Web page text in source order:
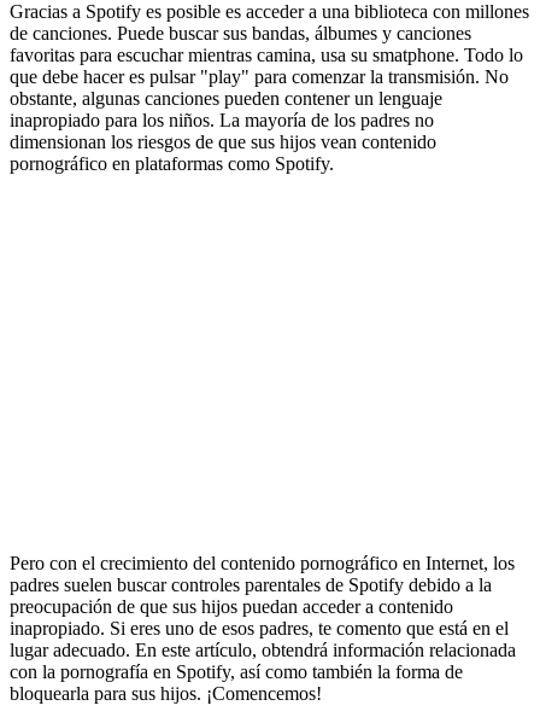
Gracias a Spotify es posible es acceder a una biblioteca con millones
de canciones. Puede buscar sus bandas, álbumes y canciones
favoritas para escuchar mientras camina, usa su smatphone. Todo lo
que debe hacer es pulsar "play" para comenzar la transmisión. No
obstante, algunas canciones pueden contener un lenguaje
inapropiado para los niños. La mayoría de los padres no
dimensionan los riesgos de que sus hijos vean contenido
pornográfico en plataformas como Spotify.
Pero con el crecimiento del contenido pornográfico en Internet, los
padres suelen buscar controles parentales de Spotify debido a la
preocupación de que sus hijos puedan acceder a contenido
inapropiado. Si eres uno de esos padres, te comento que está en el
lugar adecuado. En este artículo, obtendrá información relacionada
con la pornografía en Spotify, así como también la forma de
bloquearla para sus hijos. ¡Comencemos!